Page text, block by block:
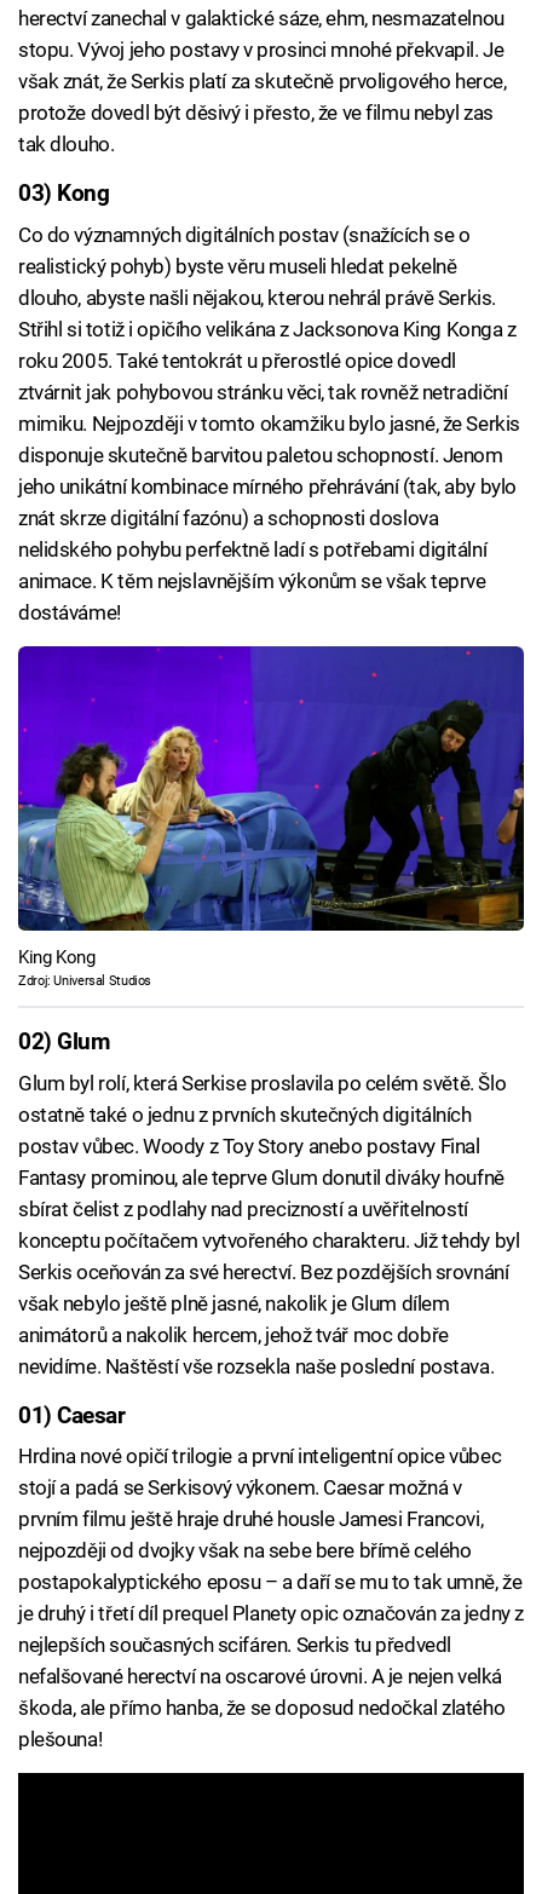
herectví zanechal v galaktické sáze, ehm, nesmazatelnou
stopu. Vývoj jeho postavy v prosinci mnohé překvapil. Je
však znát, že Serkis platí za skutečně prvoligového herce,
protože dovedl být děsivý i přesto, že ve filmu nebyl zas
tak dlouho.
03) Kong
Co do významných digitálních postav (snažících se o
realistický pohyb) byste věru museli hledat pekelně
dlouho, abyste našli nějakou, kterou nehrál právě Serkis.
Střihl si totiž i opičího velikána z Jacksonova King Konga z
roku 2005. Také tentokrát u přerostlé opice dovedl
ztvárnit jak pohybovou stránku věci, tak rovněž netradiční
mimiku. Nejpozději v tomto okamžiku bylo jasné, že Serkis
disponuje skutečně barvitou paletou schopností. Jenom
jeho unikátní kombinace mírného přehrávání (tak, aby bylo
znát skrze digitální fazónu) a schopnosti doslova
nelidského pohybu perfektně ladí s potřebami digitální
animace. K těm nejslavnějším výkonům se však teprve
dostáváme!
King Kong
Zdroj: Universal Studios
02) Glum
Glum byl rolí, která Serkise proslavila po celém světě. Šlo
ostatně také o jednu z prvních skutečných digitálních
postav vůbec. Woody z Toy Story anebo postavy Final
Fantasy prominou, ale teprve Glum donutil diváky houfně
sbírat čelist z podlahy nad precizností a uvěřitelností
konceptu počítačem vytvořeného charakteru. Již tehdy byl
Serkis oceňován za své herectví. Bez pozdějších srovnání
však nebylo ještě plně jasné, nakolik je Glum dílem
animátorů a nakolik hercem, jehož tvář moc dobře
nevidíme. Naštěstí vše rozsekla naše poslední postava.
01) Caesar
Hrdina nové opičí trilogie a první inteligentní opice vůbec
stojí a padá se Serkisový výkonem. Caesar možná v
prvním filmu ještě hraje druhé housle Jamesi Francovi,
nejpozději od dvojky však na sebe bere břímě celého
postapokalyptického eposu – a daří se mu to tak umně, že
je druhý i třetí díl prequel Planety opic označován za jedny z
nejlepších současných scifáren. Serkis tu předvedl
nefalšované herectví na oscarové úrovni. A je nejen velká
škoda, ale přímo hanba, že se doposud nedočkal zlatého
plešouna!